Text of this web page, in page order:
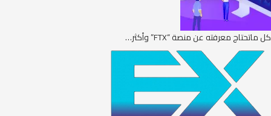
كل ماتحتاج معرفته عن منصة “FTX” وأكثر…